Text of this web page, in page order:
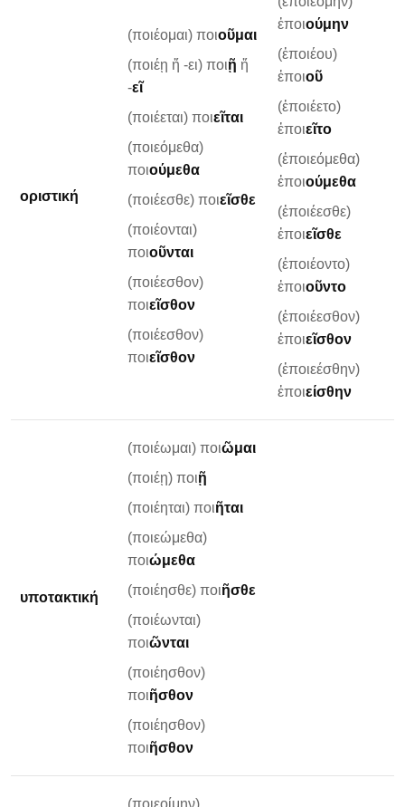
οριστική
(ποιέομαι) ποιοῦμαι
(ποιέῃ ἤ -ει) ποιῇ ἤ
-εῖ
(ποιέεται) ποιεῖται
(ποιεόμεθα)
ποιούμεθα
(ποιέεσθε) ποιεῖσθε
(ποιέονται)
ποιοῦνται
(ποιέεσθον)
ποιεῖσθον
(ποιέεσθον)
ποιεῖσθον
ἐποιούμην
(ἐποιέου)
ἐποιοῦ
(ἐποιέετο)
ἐποιεῖτο
(ἐποιεόμεθα)
ἐποιούμεθα
(ἐποιέεσθε)
ἐποιεῖσθε
(ἐποιέοντο)
ἐποιοῦντο
(ἐποιέεσθον)
ἐποιεῖσθον
(ἐποιεέσθην)
ἐποιείσθην
υποτακτική
(ποιέωμαι) ποιῶμαι
(ποιέῃ) ποιῇ
(ποιέηται) ποιῆται
(ποιεώμεθα)
ποιώμεθα
(ποιέησθε) ποιῆσθε
(ποιέωνται)
ποιῶνται
(ποιέησθον)
ποιῆσθον
(ποιέησθον)
ποιῆσθον
(ποιεοίμην)